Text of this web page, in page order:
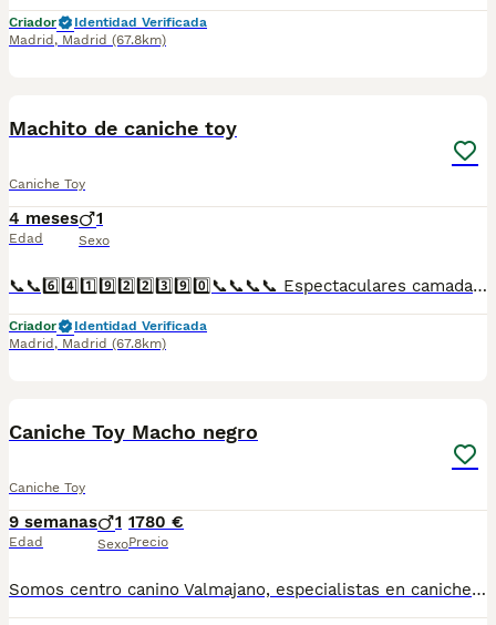
Criador
Identidad Verificada
Madrid , Madrid (67.8km)
Machito de caniche toy
Caniche Toy
4 meses
Edad
1
Sexo
📞📞6️⃣4️⃣1️⃣9️⃣2️⃣2️⃣3️⃣9️⃣0️⃣📞📞📞📞 Espectaculares camadas de perritos de caniche toy nacionales descendientes de las mejores líneas de sangre. Disponibles tanto hembras como machos. Las camadas están bajo supervisión veterinaria desde su nacimiento hasta que son entregadas a su nueva familia. Criados por un equipo de profesionales y mejores personas que, con más de 20 años de experiencia , cuidan a los animales por vocación, aplicando una cría ética y responsable para que cada cachorro se desarrolle con la mejor salud y con un buen temperamento. Todos los cachorritos se entregan con unos dos meses y medio de edad y sus vacunas correspondientes, desparasitados interna y externamente, con certificado de salud, y garantía tanto por enfermedad vírica como congénito genética. Posibilidad de entregar en toda España mediante transporte propio preparado para animales y con chofer privado. Los precios pueden variar según las características y morfología de cada cachorro. Añádenos al whats app o llámanos, y encantados atenderemos todas tus dudas y consultas. Teléfono / Whats app: 641 92 23 90
Criador
Identidad Verificada
Madrid , Madrid (67.8km)
Caniche Toy Macho negro
Caniche Toy
9 semanas
Edad
1
Sexo
1780 €
Precio
Somos centro canino Valmajano, especialistas en caniche Toy situados en Segovia. Ofertamos una camada de gran calidad en la cual queda disponible un macho color negro para entregar la semana entre el 5 y el 12 de agosto. Se entrega con inscripción en LOE para obtener pedigrí como perro de compañía (pedigrí para cría/show 400€ de manera opcional), garantía (6 meses enfermedades congénitas y 15 días víricas), dos primeras revisiones veterinarias con vacunas y desparasitaciones al día y pasaporte con microchip. Consulta con nosotros y te asesoramos encantados. Puedes conocer más sobre nosotros en nuestra cuenta de instagram @valmajanocentro o en nuestra página web www.valmajano.com